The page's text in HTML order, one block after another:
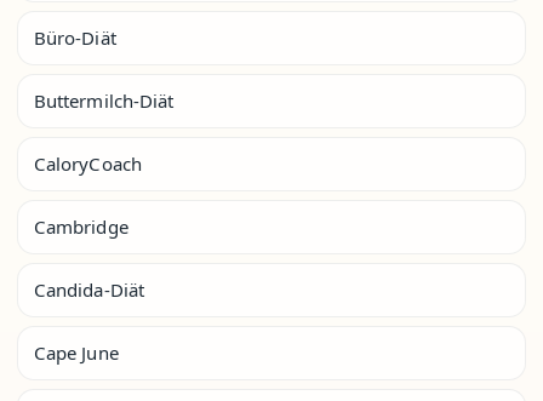
Büro-Diät
Buttermilch-Diät
CaloryCoach
Cambridge
Candida-Diät
Cape June